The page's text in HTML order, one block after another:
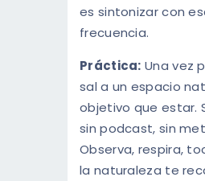
es sintonizar con
frecuencia.
Práctica: Una vez
sal a un espacio
objetivo que estar.
sin podcast, sin
Observa, respira,
la naturaleza te